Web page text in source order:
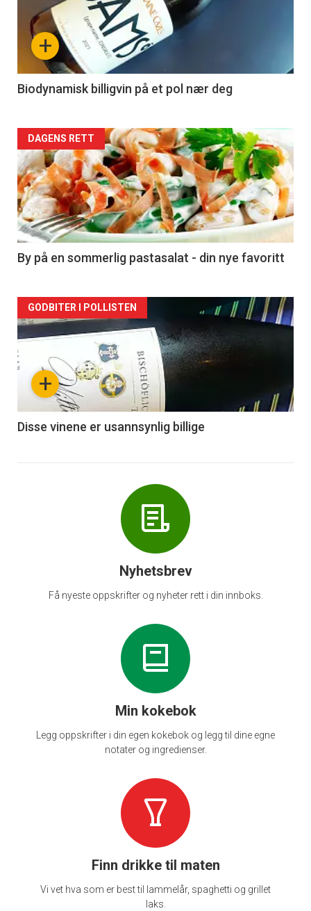
nå
4
+
Biodynamisk billigvin på et pol nær deg
Forsiden
akkurat
nå
-
5
DAGENS RETT
By på en sommerlig pastasalat - din nye favoritt
Forsiden
akkurat
nå
6
+
GODBITER I POLLISTEN
Disse vinene er usannsynlig billige
Nyhetsbrev
Få nyeste oppskrifter og nyheter rett i din innboks.
Min kokebok
Legg oppskrifter i din egen kokebok og legg til dine egne
notater og ingredienser.
Finn drikke til maten
Vi vet hva som er best til lammelår, spaghetti og grillet
laks.